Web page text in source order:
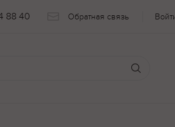
88 40 Обратная связь